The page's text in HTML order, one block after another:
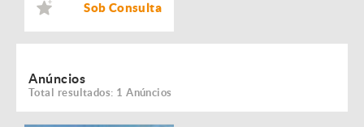
Sob Consulta
Anúncios
Total resultados: 1 Anúncios